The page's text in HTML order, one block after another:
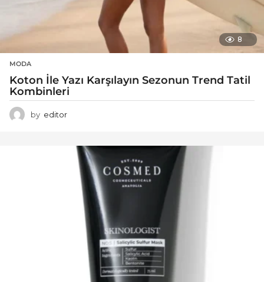
8
MODA
Koton İle Yazı Karşılayın Sezonun Trend Tatil
Kombinleri
by editor